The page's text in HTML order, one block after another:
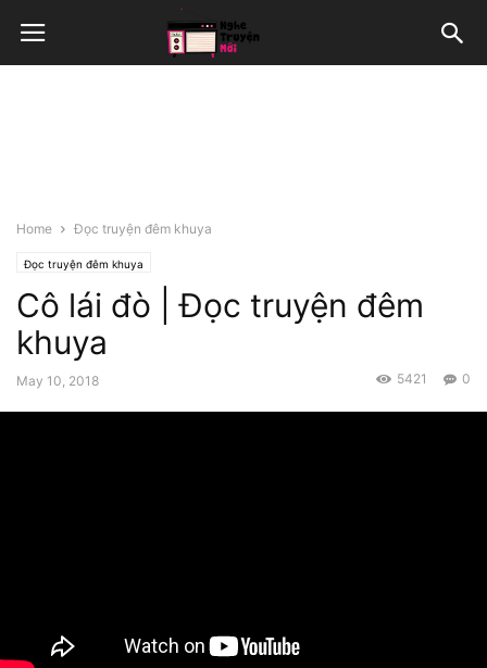
Home Đọc truyện đêm khuya
Đọc truyện đêm khuya
Cô lái đò | Đọc truyện đêm
khuya
May 10, 2018 0
5421